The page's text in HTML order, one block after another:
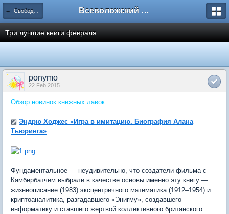
← Свободное общение Всеволожский форум
Три лучшие книги февраля
ponymo
22 Feb 2015
Обзор новинок книжных лавок
▨ Эндрю Ходжес «Игра в имитацию. Биография Алана
Тьюринга»
Фундаментальное — неудивительно, что создатели фильма с
Камбербатчем выбрали в качестве основы именно эту книгу —
жизнеописание (1983) эксцентричного математика (1912–1954) и
криптоаналитика, разгадавшего «Энигму», создавшего
информатику и ставшего жертвой коллективного британского